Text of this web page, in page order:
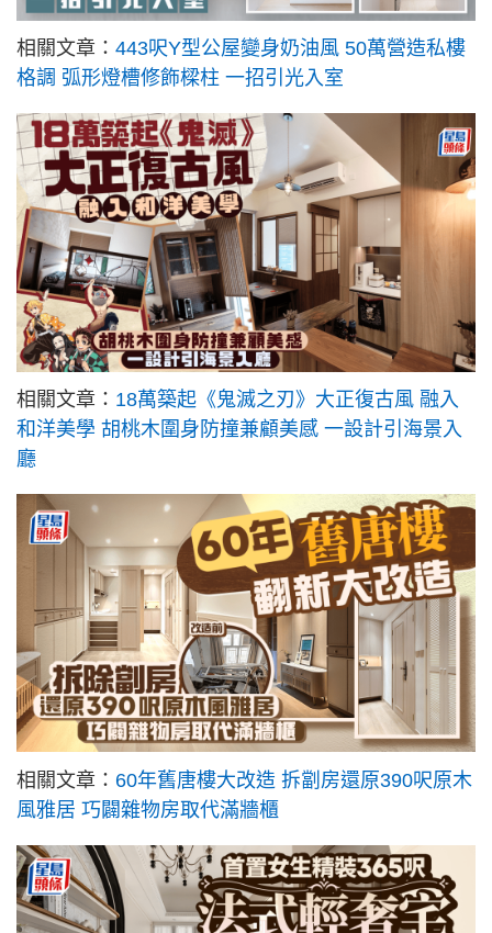
相關文章： 443呎Y型公屋變身奶油風 50萬營造私樓
格調 弧形燈槽修飾樑柱 一招引光入室
相關文章： 18萬築起《鬼滅之刃》大正復古風 融入
和洋美學 胡桃木圍身防撞兼顧美感 一設計引海景入
廳
相關文章： 60年舊唐樓大改造 拆劏房還原390呎原木
風雅居 巧闢雜物房取代滿牆櫃